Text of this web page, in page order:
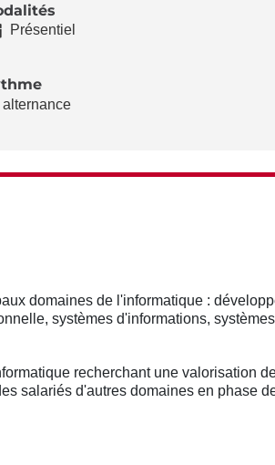
Présentiel
alternance
domaines de l'informatique :
systèmes d'informations,
recherchant une valorisation
salariés d'autres domaines en phase